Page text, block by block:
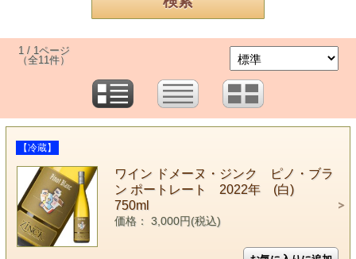
1 / 1ページ
（全11件）
【冷蔵】
ワイン ドメーヌ・ジンク ピノ・ブラ
ン ポートレート 2022年 (白)
750ml
価格： 3,000円(税込)